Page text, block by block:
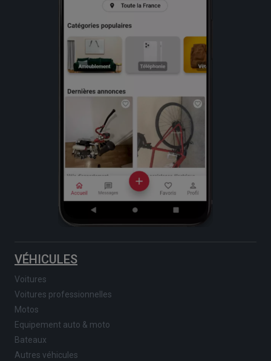
VÉHICULES
Voitures
Voitures professionnelles
Motos
Equipement auto & moto
Bateaux
Autres véhicules